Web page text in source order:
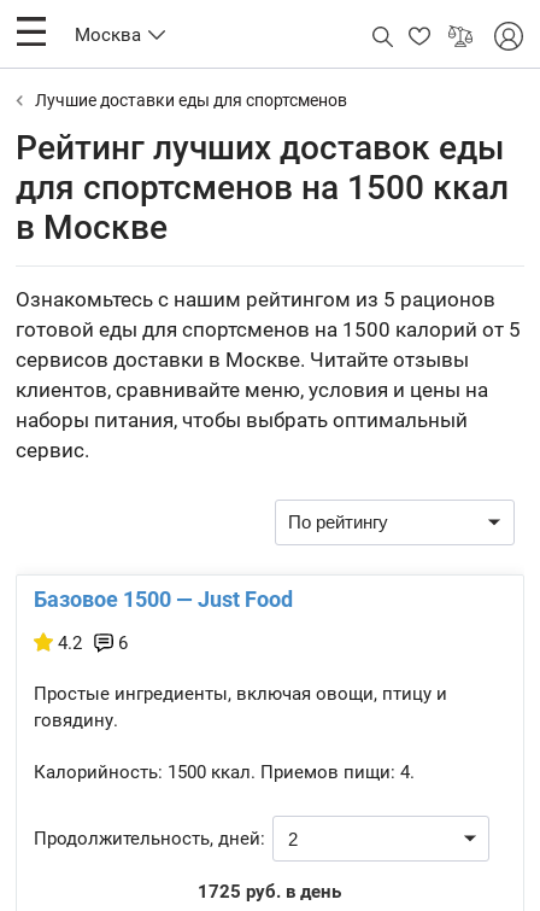
Москва
Лучшие доставки еды для спортсменов
Рейтинг лучших доставок еды
для спортсменов на 1500 ккал
в Москве
Ознакомьтесь с нашим рейтингом из 5 рационов
готовой еды для спортсменов на 1500 калорий от 5
сервисов доставки в Москве. Читайте отзывы
клиентов, сравнивайте меню, условия и цены на
наборы питания, чтобы выбрать оптимальный
сервис.
Базовое 1500 — Just Food
4.2 6
Простые ингредиенты, включая овощи, птицу и
говядину.
Калорийность: 1500 ккал. Приемов пищи: 4.
Продолжительность, дней:
1725 руб. в день